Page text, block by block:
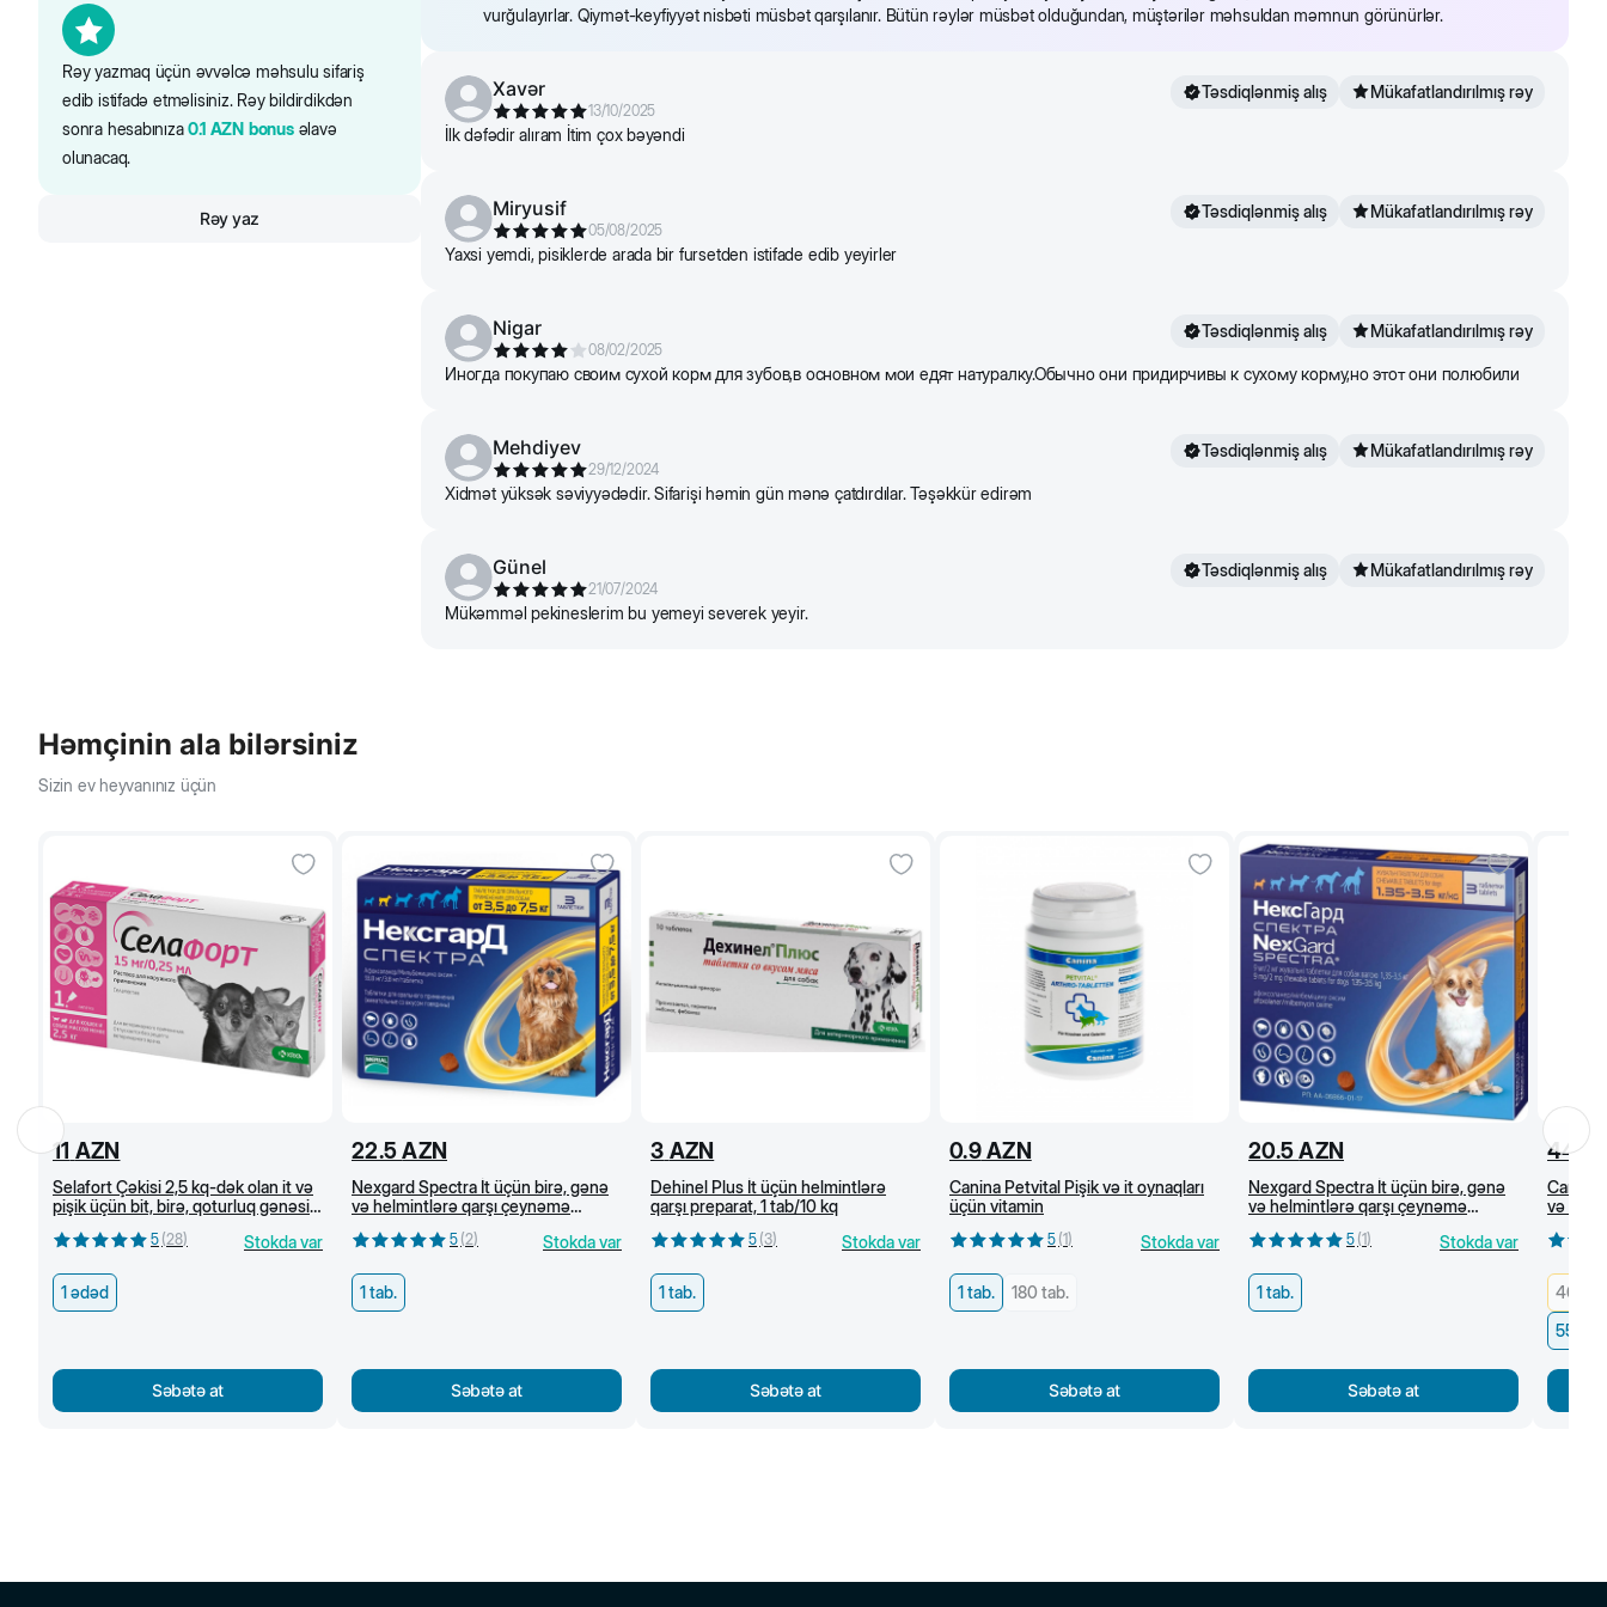
6
8
165
Rəy yazmaq üçün əvvəlcə məhsulu sifariş
edib istifadə etməlisiniz. Rəy bildirdikdən
sonra hesabınıza0.1 AZN bonusəlavə
olunacaq.
Rəy yaz
vurğulayırlar. Qiymət-keyfiyyət nisbəti müsbət qarşılanır. Bütün rəylər müsbət olduğundan, müştərilər məhsuldan məmnun görünürlər.
Xavər
13/10/2025
Təsdiqlənmiş alış Mükafatlandırılmış rəy
İlk dəfədir alıram İtim çox bəyəndi
Miryusif
05/08/2025
Təsdiqlənmiş alış Mükafatlandırılmış rəy
Yaxsi yemdi, pisiklerde arada bir fursetden istifade edib yeyirler
Nigar
08/02/2025
Təsdiqlənmiş alış Mükafatlandırılmış rəy
Иногда покупаю своим сухой корм для зубов,в основном мои едят натуралку.Обычно они придирчивы к сухому корму,но этот они полюбили
Mehdiyev
29/12/2024
Təsdiqlənmiş alış Mükafatlandırılmış rəy
Xidmət yüksək səviyyədədir. Sifarişi həmin gün mənə çatdırdılar. Təşəkkür edirəm
Günel
21/07/2024
Təsdiqlənmiş alış Mükafatlandırılmış rəy
Mükəmməl pekineslerim bu yemeyi severek yeyir.
Həmçinin ala bilərsiniz
Sizin ev heyvanınız üçün
11 AZN
Selafort Çəkisi 2,5 kq-dək olan it və
pişik üçün bit, birə, qoturluq gənəsi
5 (28) Stokda var
1 ədəd
Səbətə at
22.5 AZN
Nexgard Spectra İt üçün birə, gənə
və helmintlərə qarşı çeynəmə
5 (2) Stokda var
1 tab.
Səbətə at
3 AZN
Dehinel Plus İt üçün helmintlərə
qarşı preparat, 1 tab/10 kq
5 (3) Stokda var
1 tab.
Səbətə at
0.9 AZN
Canina Petvital Pişik və it oynaqları
üçün vitamin
5 (1) Stokda var
1 tab. 180 tab.
Səbətə at
20.5 AZN
Nexgard Spectra İt üçün birə, gənə
və helmintlərə qarşı çeynəmə
5 (1) Stokda var
1 tab.
Səbətə at
44
Canina
və tük
40 q/
55 q/